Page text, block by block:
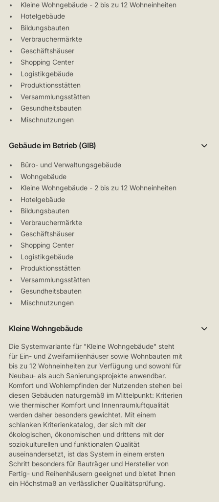
Kleine Wohngebäude - 2 bis zu 12 Wohneinheiten
Hotelgebäude
Bildungsbauten
Verbrauchermärkte
Geschäftshäuser
Shopping Center
Logistikgebäude
Produktionsstätten
Versammlungsstätten
Gesundheitsbauten
Mischnutzungen
Gebäude im Betrieb (GIB)
Büro- und Verwaltungsgebäude
Wohngebäude
Kleine Wohngebäude - 2 bis zu 12 Wohneinheiten
Hotelgebäude
Bildungsbauten
Verbrauchermärkte
Geschäftshäuser
Shopping Center
Logistikgebäude
Produktionsstätten
Versammlungsstätten
Gesundheitsbauten
Mischnutzungen
Kleine Wohngebäude
Die Systemvariante für "Kleine Wohngebäude" steht
für Ein- und Zweifamilienhäuser sowie Wohnbauten mit
bis zu 12 Wohneinheiten zur Verfügung und sowohl für
Neubau- als auch Sanierungsprojekte anwendbar.
Komfort und Wohlempfinden der Nutzenden stehen bei
diesen Gebäuden naturgemäß im Mittelpunkt: Kriterien
wie thermischer Komfort und Innenraumluftqualität
werden daher besonders gewichtet. Mit einem
schlanken Kriterienkatalog, der sich mit der
ökologischen, ökonomischen und drittens mit der
soziokulturellen und funktionalen Qualität
auseinandersetzt, ist das System in einem ersten
Schritt besonders für Bauträger und Hersteller von
Fertig- und Reihenhäusern geeignet und bietet ihnen
ein Höchstmaß an verlässlicher Qualitätsprüfung.